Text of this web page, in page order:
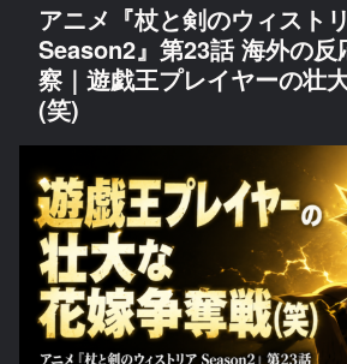
アニメ『杖と剣のウィスト
Season2』第23話 海外の反
察｜遊戯王プレイヤーの壮
(笑)